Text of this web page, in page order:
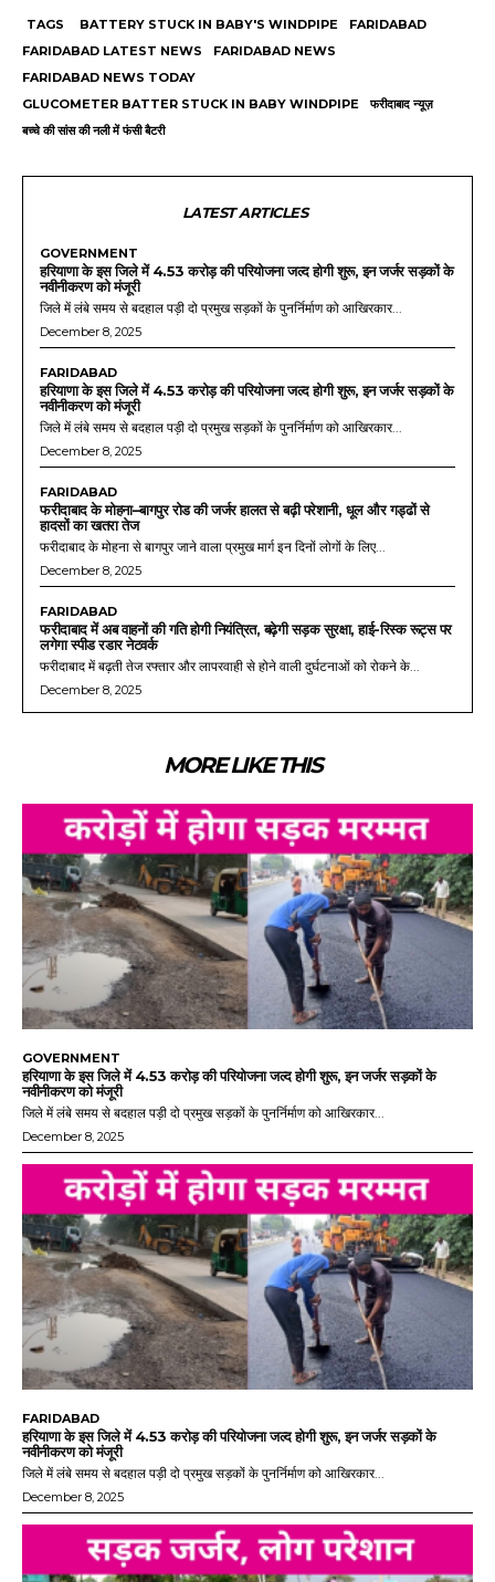
TAGS BATTERY STUCK IN BABY'S WINDPIPE
FARIDABAD
FARIDABAD LATEST NEWS
FARIDABAD NEWS
FARIDABAD NEWS TODAY
GLUCOMETER BATTER STUCK IN BABY WINDPIPE
फरीदाबाद न्यूज़
बच्चे की सांस की नली में फंसी बैटरी
LATEST ARTICLES
GOVERNMENT
हरियाणा के इस जिले में 4.53 करोड़ की परियोजना जल्द होगी शुरू, इन जर्जर सड़कों के
नवीनीकरण को मंजूरी
जिले में लंबे समय से बदहाल पड़ी दो प्रमुख सड़कों के पुनर्निर्माण को आखिरकार...
December 8, 2025
FARIDABAD
हरियाणा के इस जिले में 4.53 करोड़ की परियोजना जल्द होगी शुरू, इन जर्जर सड़कों के
नवीनीकरण को मंजूरी
जिले में लंबे समय से बदहाल पड़ी दो प्रमुख सड़कों के पुनर्निर्माण को आखिरकार...
December 8, 2025
FARIDABAD
फरीदाबाद के मोहना–बागपुर रोड की जर्जर हालत से बढ़ी परेशानी, धूल और गड्ढों से
हादसों का खतरा तेज
फरीदाबाद के मोहना से बागपुर जाने वाला प्रमुख मार्ग इन दिनों लोगों के लिए...
December 8, 2025
FARIDABAD
फरीदाबाद में अब वाहनों की गति होगी नियंत्रित, बढ़ेगी सड़क सुरक्षा, हाई-रिस्क रूट्स पर
लगेगा स्पीड रडार नेटवर्क
फरीदाबाद में बढ़ती तेज रफ्तार और लापरवाही से होने वाली दुर्घटनाओं को रोकने के...
December 8, 2025
MORE LIKE THIS
GOVERNMENT
हरियाणा के इस जिले में 4.53 करोड़ की परियोजना जल्द होगी शुरू, इन जर्जर सड़कों के
नवीनीकरण को मंजूरी
जिले में लंबे समय से बदहाल पड़ी दो प्रमुख सड़कों के पुनर्निर्माण को आखिरकार...
December 8, 2025
FARIDABAD
हरियाणा के इस जिले में 4.53 करोड़ की परियोजना जल्द होगी शुरू, इन जर्जर सड़कों के
नवीनीकरण को मंजूरी
जिले में लंबे समय से बदहाल पड़ी दो प्रमुख सड़कों के पुनर्निर्माण को आखिरकार...
December 8, 2025